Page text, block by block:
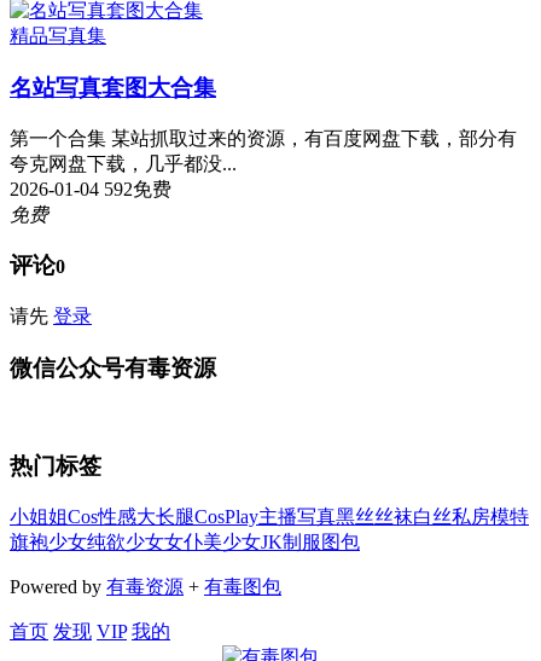
精品写真集
名站写真套图大合集
第一个合集 某站抓取过来的资源，有百度网盘下载，部分有
夸克网盘下载，几乎都没...
2026-01-04 592免费
免费
评论0
请先 登录
微信公众号有毒资源
热门标签
小姐姐Cos性感大长腿CosPlay主播写真黑丝丝袜白丝私房模特
旗袍少女纯欲少女女仆美少女JK制服 图包
Powered by 有毒资源 + 有毒图包
首页 发现 VIP 我的